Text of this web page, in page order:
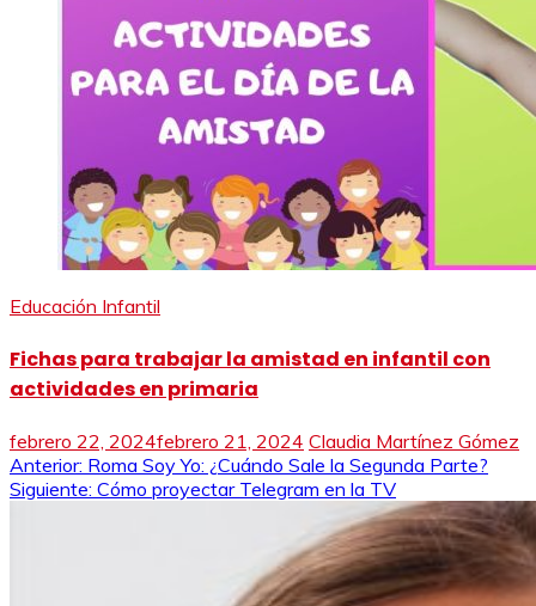
Educación Infantil
Fichas para trabajar la amistad en infantil con
actividades en primaria
febrero 22, 2024febrero 21, 2024 Claudia Martínez Gómez
Navegación
de
Anterior: Roma Soy Yo: ¿Cuándo Sale la Segunda Parte?
Siguiente: Cómo proyectar Telegram en la TV